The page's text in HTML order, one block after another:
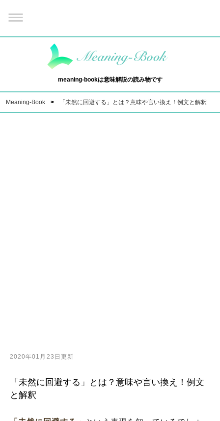
meaning-bookは意味解説の読み物です
Meaning-Book 「未然に回避する」とは？意味や言い換え！例文と解釈
2020年01月23日更新
「未然に回避する」とは？意味や言い換え！例文
と解釈